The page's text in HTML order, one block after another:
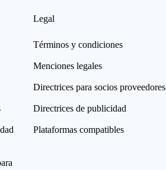
Legal
Términos y condiciones
Menciones legales
Directrices para socios proveedores
Directrices de publicidad
Plataformas compatibles